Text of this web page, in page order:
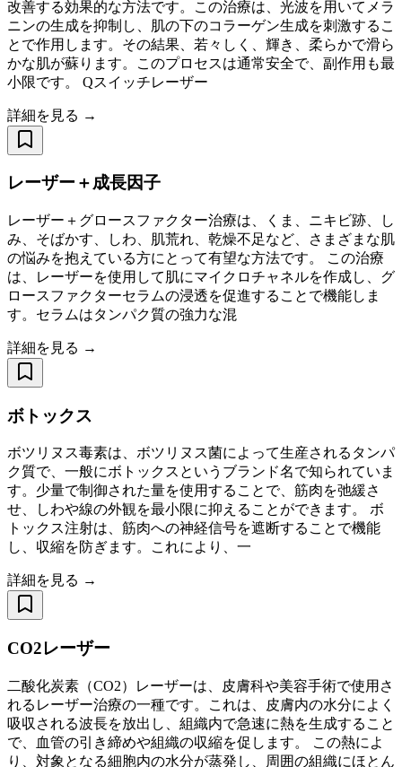
改善する効果的な方法です。この治療は、光波を用いてメラ
ニンの生成を抑制し、肌の下のコラーゲン生成を刺激するこ
とで作用します。その結果、若々しく、輝き、柔らかで滑ら
かな肌が蘇ります。このプロセスは通常安全で、副作用も最
小限です。 Qスイッチレーザー
詳細を見る →
レーザー＋成長因子
レーザー＋グロースファクター治療は、くま、ニキビ跡、し
み、そばかす、しわ、肌荒れ、乾燥不足など、さまざまな肌
の悩みを抱えている方にとって有望な方法です。 この治療
は、レーザーを使用して肌にマイクロチャネルを作成し、グ
ロースファクターセラムの浸透を促進することで機能しま
す。セラムはタンパク質の強力な混
詳細を見る →
ボトックス
ボツリヌス毒素は、ボツリヌス菌によって生産されるタンパ
ク質で、一般にボトックスというブランド名で知られていま
す。少量で制御された量を使用することで、筋肉を弛緩さ
せ、しわや線の外観を最小限に抑えることができます。 ボ
トックス注射は、筋肉への神経信号を遮断することで機能
し、収縮を防ぎます。これにより、一
詳細を見る →
CO2レーザー
二酸化炭素（CO2）レーザーは、皮膚科や美容手術で使用さ
れるレーザー治療の一種です。これは、皮膚内の水分によく
吸収される波長を放出し、組織内で急速に熱を生成すること
で、血管の引き締めや組織の収縮を促します。 この熱によ
り、対象となる細胞内の水分が蒸発し、周囲の組織にほとん